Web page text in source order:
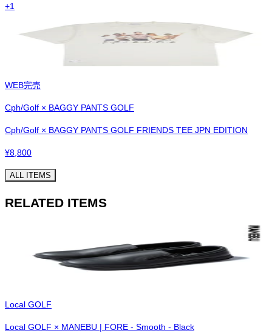
+1
WEB完売
Cph/Golf × BAGGY PANTS GOLF
Cph/Golf × BAGGY PANTS GOLF FRIENDS TEE JPN EDITION
¥8,800
ALL ITEMS
RELATED ITEMS
Local GOLF
Local GOLF × MANEBU | FORE - Smooth - Black